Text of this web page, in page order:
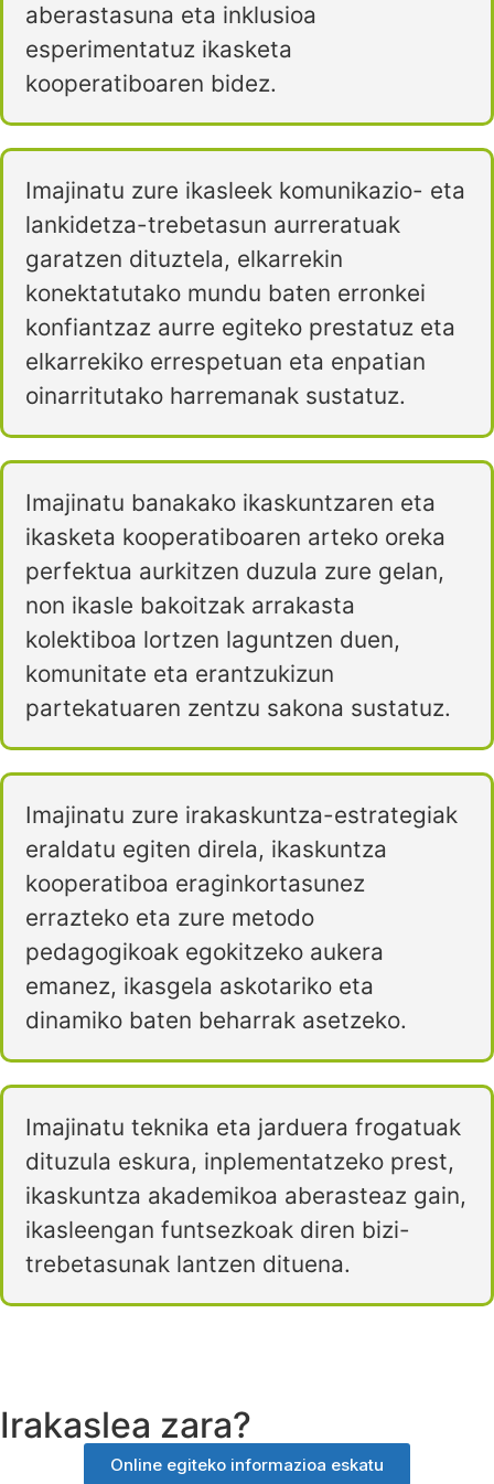
aberastasuna eta inklusioa
esperimentatuz ikasketa
kooperatiboaren bidez.
Imajinatu zure ikasleek komunikazio- eta
lankidetza-trebetasun aurreratuak
garatzen dituztela, elkarrekin
konektatutako mundu baten erronkei
konfiantzaz aurre egiteko prestatuz eta
elkarrekiko errespetuan eta enpatian
oinarritutako harremanak sustatuz.
Imajinatu banakako ikaskuntzaren eta
ikasketa kooperatiboaren arteko oreka
perfektua aurkitzen duzula zure gelan,
non ikasle bakoitzak arrakasta
kolektiboa lortzen laguntzen duen,
komunitate eta erantzukizun
partekatuaren zentzu sakona sustatuz.
Imajinatu zure irakaskuntza-estrategiak
eraldatu egiten direla, ikaskuntza
kooperatiboa eraginkortasunez
errazteko eta zure metodo
pedagogikoak egokitzeko aukera
emanez, ikasgela askotariko eta
dinamiko baten beharrak asetzeko.
Imajinatu teknika eta jarduera frogatuak
dituzula eskura, inplementatzeko prest,
ikaskuntza akademikoa aberasteaz gain,
ikasleengan funtsezkoak diren bizi-
trebetasunak lantzen dituena.
Irakaslea zara?
Online egiteko informazioa eskatu